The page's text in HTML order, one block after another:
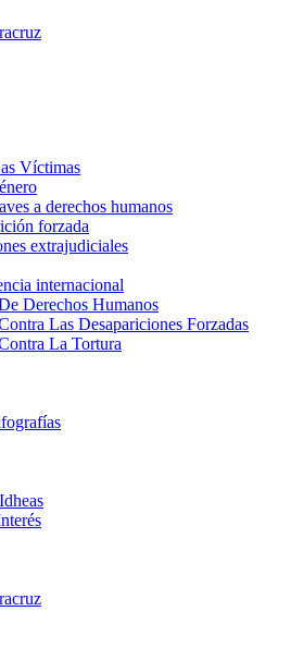
Víctimas
a derechos humanos
forzada​
extrajudiciales
internacional
Derechos Humanos​
Las Desapariciones Forzadas
La Tortura​